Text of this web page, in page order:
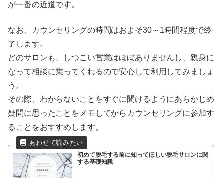
が一番の近道です。
なお、カウンセリングの時間はおよそ30～1時間程度で終
了します。
どのサロンも、しつこい営業はほぼありませんし、親身に
なって相談に乗ってくれるので安心して利用してみましょ
う。
その際、わからないことをすぐに聞けるようにあらかじめ
疑問に思ったことをメモしてからカウンセリングに参加す
ることをおすすめします。
初めて脱毛する前に知ってほしい脱毛サロンに関
する基礎知識